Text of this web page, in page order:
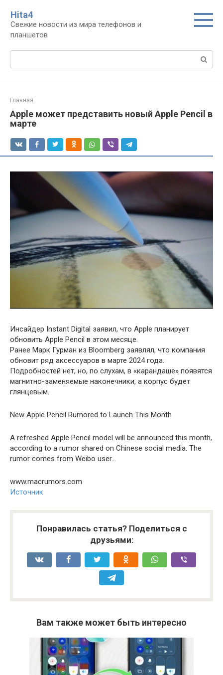
контенту
Нita4
Свежие новости из мира телефонов и
планшетов
Поиск:
Главная
Apple может представить новый Apple Pencil в
марте
Инсайдер Instant Digital заявил, что Apple планирует
обновить Apple Pencil в этом месяце.
Ранее Марк Гурман из Bloomberg заявлял, что компания
обновит ряд аксессуаров в марте 2024 года.
Подробностей нет, но, по слухам, в «карандаше» появятся
магнитно-заменяемые наконечники, а корпус будет
глянцевым.
New Apple Pencil Rumored to Launch This Month
A refreshed Apple Pencil model will be announced this month,
according to a rumor shared on Chinese social media. The
rumor comes from Weibo user…
www.macrumors.com
Источник
Понравилась статья? Поделиться с
друзьями:
Вам также может быть интересно